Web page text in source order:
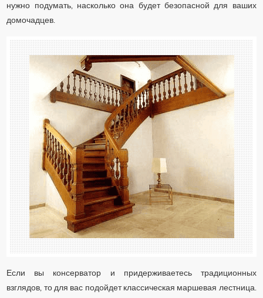
нужно подумать, насколько она будет безопасной для ваших
домочадцев.
Если вы консерватор и придерживаетесь традиционных
взглядов, то для вас подойдет классическая маршевая лестница.